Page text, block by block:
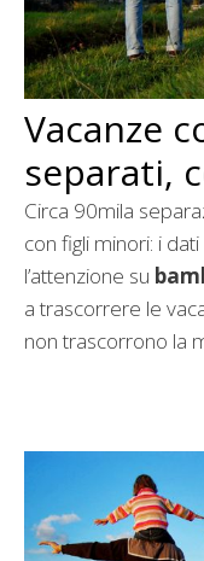
Vacanze
separati,
Circa 90mila
con figli minori: i
l’attenzione su
a trascorrere le
non trascorrono la